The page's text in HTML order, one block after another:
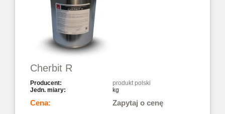
Cherbit R
produkt polski
kg
Zapytaj o cenę